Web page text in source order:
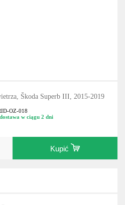
Škoda Superb III, 2015-2019
OZ-018
w ciągu 2 dni
Kupić